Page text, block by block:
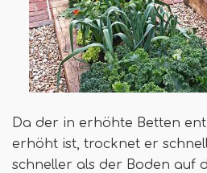
Da der in erhöhte Betten
erhöht ist, trocknet er
schneller als der Boden auf